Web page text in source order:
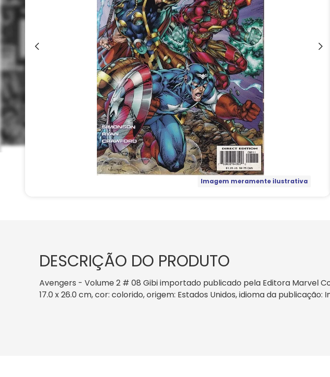
Imagem meramente ilustrativa
DESCRIÇÃO DO PRODUTO
Avengers - Volume 2 # 08 Gibi importado publicado pela Editora Marvel
17.0 x 26.0 cm, cor: colorido, origem: Estados Unidos, idioma da publicação: